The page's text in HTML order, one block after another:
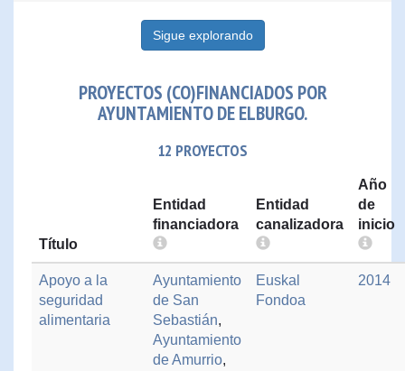
Sigue explorando
PROYECTOS (CO)FINANCIADOS POR
AYUNTAMIENTO DE ELBURGO.
12 PROYECTOS
Título
Entidad
financiadora
Entidad
canalizadora
Año
de
inicio
Apoyo a la
seguridad
alimentaria
Ayuntamiento
de San
Sebastián,
Ayuntamiento
de Amurrio,
Euskal
Fondoa
2014